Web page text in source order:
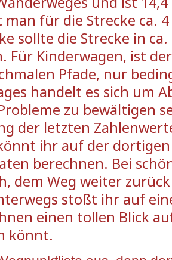
man für die Strecke ca. 4
sollte die Strecke in
. Für Kinderwagen, ist der
Pfade, nur
handelt es sich um
zu bewältigen
der letzten
ihr auf der dortigen
berechnen. Bei
, dem Weg weiter zurück
stoßt ihr auf
einen tollen Blick
könnt.